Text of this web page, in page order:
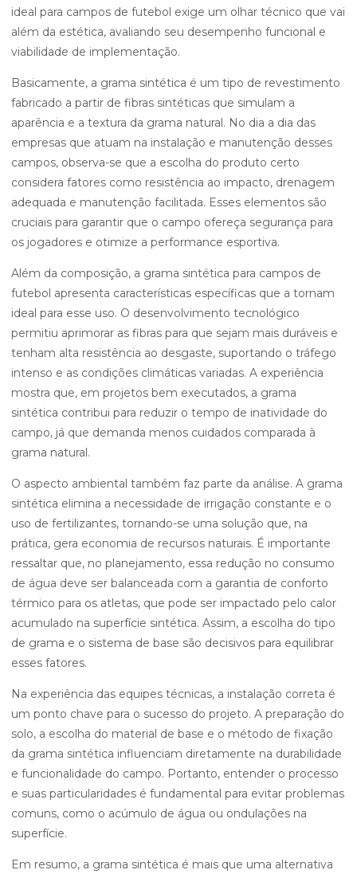
ideal para campos de futebol exige um olhar técnico que vai
além da estética, avaliando seu desempenho funcional e
viabilidade de implementação.
Basicamente, a grama sintética é um tipo de revestimento
fabricado a partir de fibras sintéticas que simulam a
aparência e a textura da grama natural. No dia a dia das
empresas que atuam na instalação e manutenção desses
campos, observa-se que a escolha do produto certo
considera fatores como resistência ao impacto, drenagem
adequada e manutenção facilitada. Esses elementos são
cruciais para garantir que o campo ofereça segurança para
os jogadores e otimize a performance esportiva.
Além da composição, a grama sintética para campos de
futebol apresenta características específicas que a tornam
ideal para esse uso. O desenvolvimento tecnológico
permitiu aprimorar as fibras para que sejam mais duráveis e
tenham alta resistência ao desgaste, suportando o tráfego
intenso e as condições climáticas variadas. A experiência
mostra que, em projetos bem executados, a grama
sintética contribui para reduzir o tempo de inatividade do
campo, já que demanda menos cuidados comparada à
grama natural.
O aspecto ambiental também faz parte da análise. A grama
sintética elimina a necessidade de irrigação constante e o
uso de fertilizantes, tornando-se uma solução que, na
prática, gera economia de recursos naturais. É importante
ressaltar que, no planejamento, essa redução no consumo
de água deve ser balanceada com a garantia de conforto
térmico para os atletas, que pode ser impactado pelo calor
acumulado na superfície sintética. Assim, a escolha do tipo
de grama e o sistema de base são decisivos para equilibrar
esses fatores.
Na experiência das equipes técnicas, a instalação correta é
um ponto chave para o sucesso do projeto. A preparação do
solo, a escolha do material de base e o método de fixação
da grama sintética influenciam diretamente na durabilidade
e funcionalidade do campo. Portanto, entender o processo
e suas particularidades é fundamental para evitar problemas
comuns, como o acúmulo de água ou ondulações na
superfície.
Em resumo, a grama sintética é mais que uma alternativa